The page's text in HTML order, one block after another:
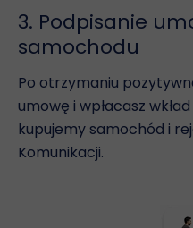
3. Podpisanie
samochodu
Po otrzymaniu
umowę i wpłacasz
kupujemy samochód i
Komunikacji.